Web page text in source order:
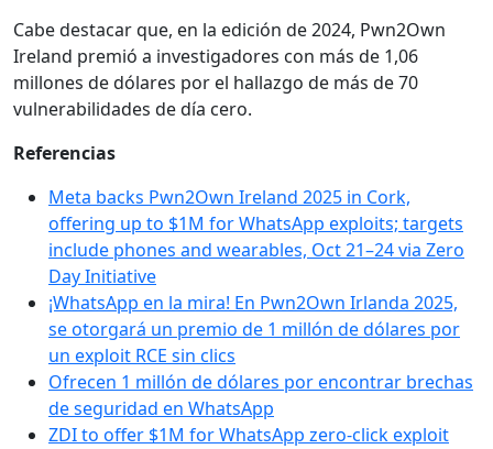
Cabe destacar que, en la edición de 2024, Pwn2Own
Ireland premió a investigadores con más de 1,06
millones de dólares por el hallazgo de más de 70
vulnerabilidades de día cero.
Referencias
Meta backs Pwn2Own Ireland 2025 in Cork,
offering up to $1M for WhatsApp exploits; targets
include phones and wearables, Oct 21–24 via Zero
Day Initiative
¡WhatsApp en la mira! En Pwn2Own Irlanda 2025,
se otorgará un premio de 1 millón de dólares por
un exploit RCE sin clics
Ofrecen 1 millón de dólares por encontrar brechas
de seguridad en WhatsApp
ZDI to offer $1M for WhatsApp zero-click exploit